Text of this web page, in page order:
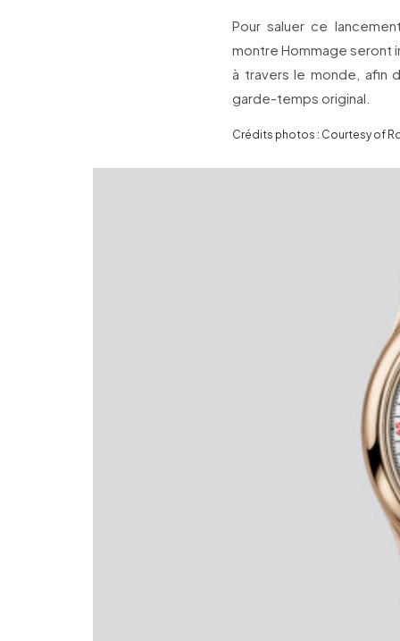
Pour saluer ce
montre Hommage seront
à travers le monde, afin
garde-temps original.
Crédits photos : Courtesy of